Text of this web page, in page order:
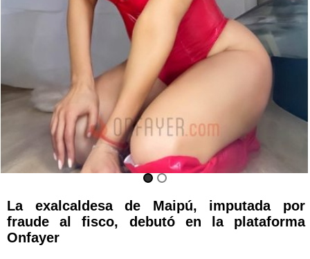
La exalcaldesa de Maipú, imputada por
fraude al fisco, debutó en la plataforma
Onfayer